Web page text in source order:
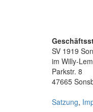
SV 1919
im Willy-
Parkstr. 8
47665
Satzung,